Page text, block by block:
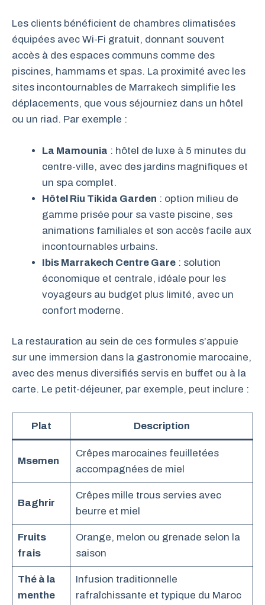
Les clients bénéficient de chambres climatisées
équipées avec Wi-Fi gratuit, donnant souvent
accès à des espaces communs comme des
piscines, hammams et spas. La proximité avec les
sites incontournables de Marrakech simplifie les
déplacements, que vous séjourniez dans un hôtel
ou un riad. Par exemple :
La Mamounia : hôtel de luxe à 5 minutes du
centre-ville, avec des jardins magnifiques et
un spa complet.
Hôtel Riu Tikida Garden : option milieu de
gamme prisée pour sa vaste piscine, ses
animations familiales et son accès facile aux
incontournables urbains.
Ibis Marrakech Centre Gare : solution
économique et centrale, idéale pour les
voyageurs au budget plus limité, avec un
confort moderne.
La restauration au sein de ces formules s’appuie
sur une immersion dans la gastronomie marocaine,
avec des menus diversifiés servis en buffet ou à la
carte. Le petit-déjeuner, par exemple, peut inclure :
Plat Description
Msemen
Crêpes marocaines feuilletées
accompagnées de miel
Baghrir
Crêpes mille trous servies avec
beurre et miel
Fruits
frais
Orange, melon ou grenade selon la
saison
Thé à la
menthe
Infusion traditionnelle
rafraîchissante et typique du Maroc